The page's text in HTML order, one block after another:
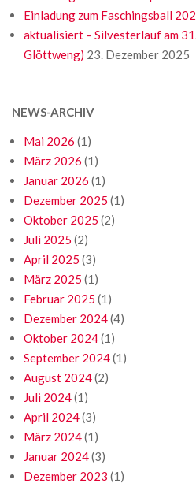
Einladung zum Faschingsball
aktualisiert – Silvesterlauf am
Glöttweng) 23. Dezember 2025
NEWS-ARCHIV
Mai 2026 (1)
März 2026 (1)
Januar 2026 (1)
Dezember 2025 (1)
Oktober 2025 (2)
Juli 2025 (2)
April 2025 (3)
März 2025 (1)
Februar 2025 (1)
Dezember 2024(4)
Oktober 2024(1)
September 2024(1)
August 2024(2)
Juli 2024(1)
April 2024(3)
März 2024(1)
Januar 2024(3)
Dezember 2023 (1)